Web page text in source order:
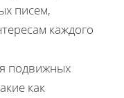
писем,
каждого
подвижных
как